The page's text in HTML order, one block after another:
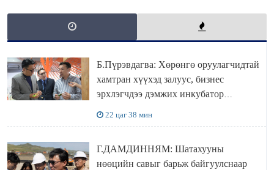
Б.Пүрэвдагва: Хөрөнгө оруулагчидтай
хамтран хүүхэд залуус, бизнес
эрхлэгчдээ дэмжих инкубатор
22 цаг 38 мин
Г.ДАМДИННЯМ: Шатахууны
нөөцийн савыг барьж байгуулснаар